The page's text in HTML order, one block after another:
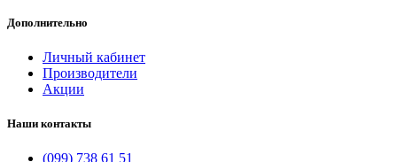
Дополнительно
Личный кабинет
Производители
Акции
Наши контакты
(099) 738 61 51